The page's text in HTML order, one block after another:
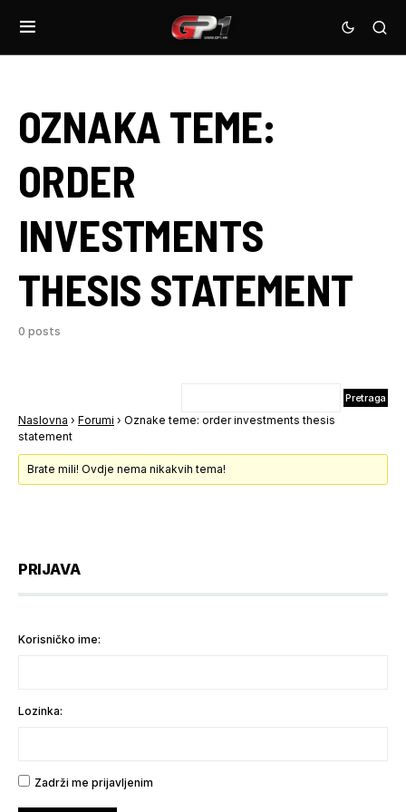
OZNAKA TEME:
ORDER
INVESTMENTS
THESIS STATEMENT
0 posts
Naslovna › Forumi › Oznake teme: order investments thesis
statement
Brate mili! Ovdje nema nikakvih tema!
PRIJAVA
Korisničko ime:
Lozinka:
Zadrži me prijavljenim